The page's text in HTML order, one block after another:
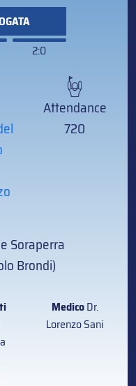
2:0
Attendance
720
Soraperra
Brondi)
MedicoDr.
Lorenzo Sani